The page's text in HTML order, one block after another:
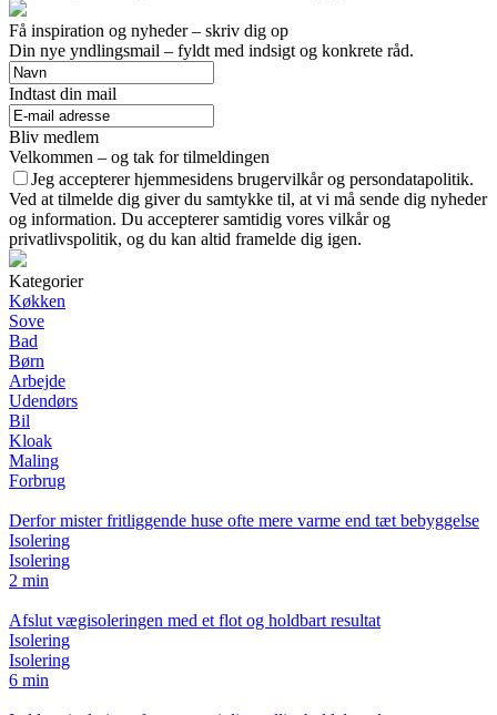
Få inspiration og nyheder – skriv dig op
Din nye yndlingsmail – fyldt med indsigt og konkrete råd.
Indtast din mail
Bliv medlem
Velkommen – og tak for tilmeldingen
Jeg accepterer hjemmesidens brugervilkår og persondatapolitik.
Ved at tilmelde dig giver du samtykke til, at vi må sende dig nyheder
og information. Du accepterer samtidig vores vilkår og
privatlivspolitik, og du kan altid framelde dig igen.
Kategorier
Køkken
Sove
Bad
Børn
Arbejde
Udendørs
Bil
Kloak
Maling
Forbrug
Derfor mister fritliggende huse ofte mere varme end tæt bebyggelse
Isolering
Isolering
2 min
Afslut vægisoleringen med et flot og holdbart resultat
Isolering
Isolering
6 min